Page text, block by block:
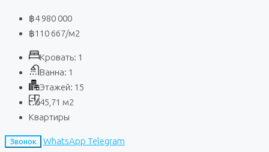
฿4 980 000
฿110 667/м2
Кровать: 1
Ванна: 1
Этажей: 15
45,71 м2
Квартиры
Звонок WhatsApp Telegram